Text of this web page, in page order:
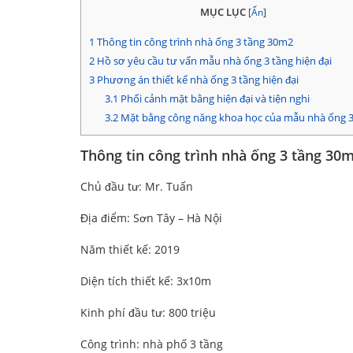
MỤC LỤC [Ẩn]
1 Thông tin công trình nhà ống 3 tầng 30m2
2 Hồ sơ yêu cầu tư vấn mẫu nhà ống 3 tầng hiện đại
3 Phương án thiết kế nhà ống 3 tầng hiện đại
3.1 Phối cảnh mặt bằng hiện đại và tiện nghi
3.2Mặt bằng công năng khoa học của mẫu nhà ống
Thông tin công trình nhà ống 3 tầng
Chủ đầu tư: Mr. Tuấn
Địa điểm: Sơn Tây – Hà Nội
Năm thiết kế: 2019
Diện tích thiết kế: 3x10m
Kinh phí đầu tư: 800 triệu
Công trình: nhà phố 3 tầng